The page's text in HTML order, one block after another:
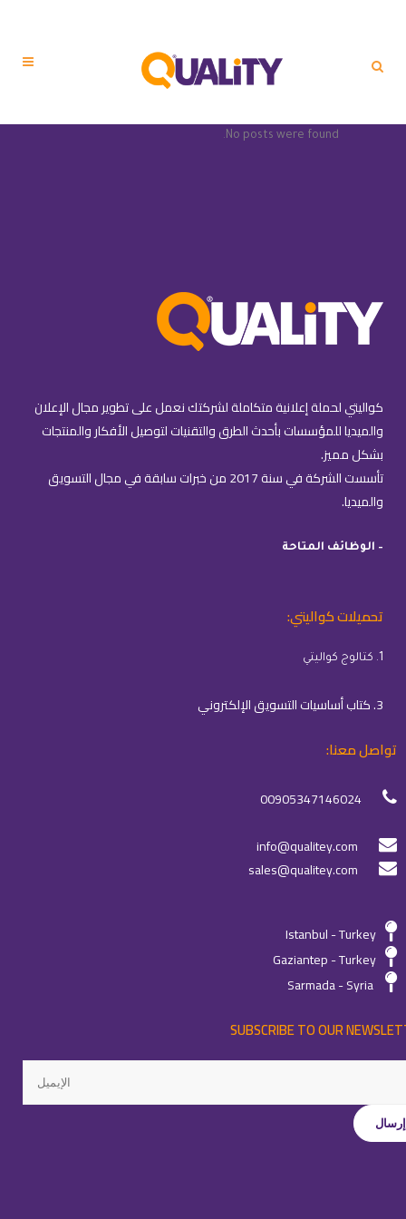
No posts were found.
كواليتي لحملة إعلانية متكاملة لشركتك نعمل على تطوير مجال الإعلان
والميديا للمؤسسات بأحدث الطرق والتقنيات لتوصيل الأفكار والمنتجات
بشكل مميز.
تأسست الشركة في سنة 2017 من خبرات سابقة في مجال التسويق
والميديا.
– الوظائف المتاحة
تحميلات كواليتي:
1. كتالوج كواليتي
3. كتاب أساسيات التسويق الإلكتروني
تواصل معنا:
00905347146024
info@qualitey.com
sales@qualitey.com
Istanbul - Turkey
Gaziantep - Turkey
Sarmada - Syria
SUBSCRIBE TO OUR